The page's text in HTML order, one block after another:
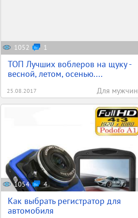
1052 1
ТОП Лучших воблеров на щуку -
весной, летом, осенью....
25.08.2017 Для мужчин
1054 4
Как выбрать регистратор для
автомобиля